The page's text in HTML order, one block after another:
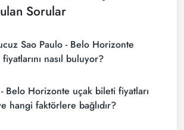
Sorular
Sao Paulo - Belo Horizonte
nasıl buluyor?
bulmak için tur operatörleri, büyük
siteleri (konsolidatörler) ve yüzlerce
aramaktadır. Tezfly sitesinde
Belo Horizonte uçak bileti fiyatları
hangi faktörlere bağlıdır?